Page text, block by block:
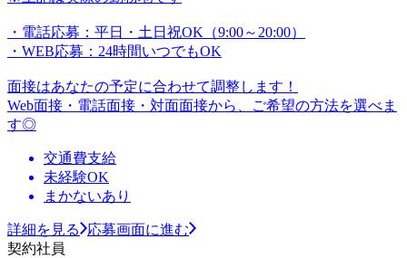
・電話応募：平日・土日祝OK（9:00～20:00）
・WEB応募：24時間いつでもOK
面接はあなたの予定に合わせて調整します！
Web面接・電話面接・対面面接から、ご希望の方法を選べま
す◎
交通費支給
未経験OK
まかないあり
詳細を見る
応募画面に進む
契約社員